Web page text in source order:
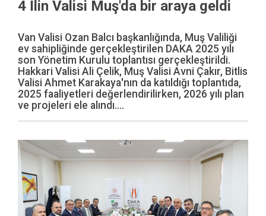
4 İlin Valisi Muş'da bir araya geldi
Van Valisi Ozan Balcı başkanlığında, Muş Valiliği
ev sahipliğinde gerçekleştirilen DAKA 2025 yılı
son Yönetim Kurulu toplantısı gerçekleştirildi.
Hakkari Valisi Ali Çelik, Muş Valisi Avni Çakır, Bitlis
Valisi Ahmet Karakaya'nın da katıldığı toplantıda,
2025 faaliyetleri değerlendirilirken, 2026 yılı plan
ve projeleri ele alındı....